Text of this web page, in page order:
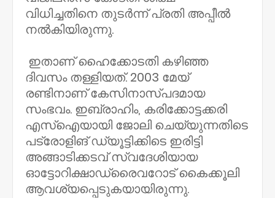
വിധിച്ചതിനെ തുടര്‍ന്ന് പ്രതി അപ്പീല്‍
നല്‍കിയിരുന്നു.
ഇതാണ് ഹൈക്കോടതി കഴിഞ്ഞ
ദിവസം തള്ളിയത്. 2003 മേയ്
രണ്ടിനാണ് കേസിനാസ്പദമായ
സംഭവം. ഇബ്രാഹിം, കരിക്കോട്ടക്കരി
എസ്‌ഐയായി ജോലി ചെയ്യുന്നതിടെ
പട്രോളിങ് ഡ്യൂട്ടിക്കിടെ ഇരിട്ടി
അങ്ങാടിക്കടവ് സ്വദേശിയായ
ഓട്ടോറിക്ഷാഡ്രൈവറോട് കൈക്കൂലി
ആവശ്യപ്പെടുകയായിരുന്നു.